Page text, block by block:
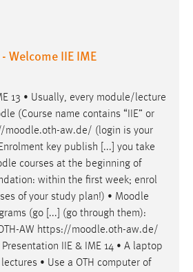
Welcome IIE IME
13 • Usually, every module/lecture
(Course name contains “IIE” or
moodle.oth-aw.de/ (login is your
key publish [...] you take
courses at the beginning of
within the first week; enrol
of your study plan!) • Moodle
(go [...] (go through them):
AW https://moodle.oth-aw.de/
IIE & IME 14 • A laptop
• Use a OTH computer of